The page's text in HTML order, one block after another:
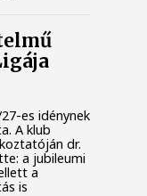
es idénynek
A klub
dr.
a jubileumi
a
is